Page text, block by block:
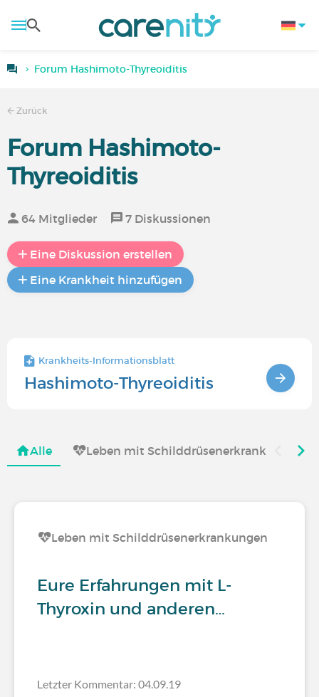
Forum Hashimoto-Thyreoiditis
Zurück
Forum Hashimoto-
Thyreoiditis
64 Mitglieder 7 Diskussionen
Eine Diskussion erstellen
Eine Krankheit hinzufügen
Krankheits-Informationsblatt
Hashimoto-Thyreoiditis
Alle Leben mit Schilddrüsenerkrankungen
Leben mit Schilddrüsenerkrankungen
Eure Erfahrungen mit L-
Thyroxin und anderen…
Letzter Kommentar: 04.09.19